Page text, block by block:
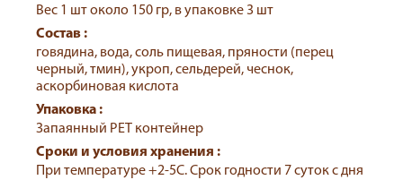
Вес 1 шт около 150 гр, в упаковке 3 шт
Состав :
говядина, вода, соль пищевая, пряности (перец
черный, тмин), укроп, сельдерей, чеснок,
аскорбиновая кислота
Упаковка :
Запаянный РЕТ контейнер
Сроки и условия хранения :
При температуре +2-5С. Срок годности 7 суток с дня